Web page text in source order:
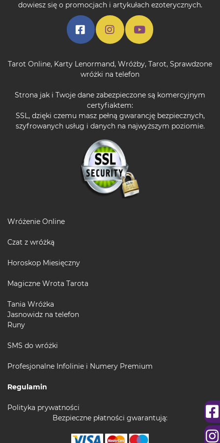
dowiesz się o promocjach i artykułach ezoterycznych.
Tarot Online, Karty Lenormand, Wróżby, Tarot, Sprawdzone
wróżki na telefon
Strona jak i Twoje dane zabezpieczone są komercyjnym
certyfiaktem:
SSL, dzięki czemu masz pełną gwarancję bezpiecznych,
szyfrowanych usług i danych na najwyższym poziomie.
Wróżenie Online
Czat z wróżką
Horoskop Miesięczny
Magiczne Wrota Tarota
Tania Wróżka
Jasnowidz na telefon
Runy
SMS do wróżki
Profesjonalne Infolinie i Numery Premium
Regulamin
Polityka prywatności
Bezpieczne płatności gwarantują: